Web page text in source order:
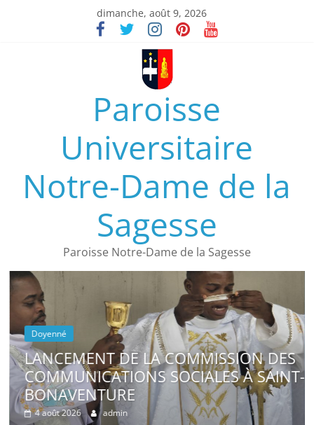
dimanche, août 9, 2026
Paroisse
Universitaire
Notre-Dame de la
Sagesse
Paroisse Notre-Dame de la Sagesse
Doyenné
LANCEMENT DE LA COMMISSION DES
COMMUNICATIONS SOCIALES À SAINT-
BONAVENTURE
4 août 2026 admin